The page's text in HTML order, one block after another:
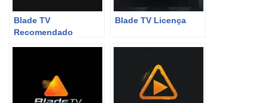
Blade TV
Recomendado
Blade TV Licença